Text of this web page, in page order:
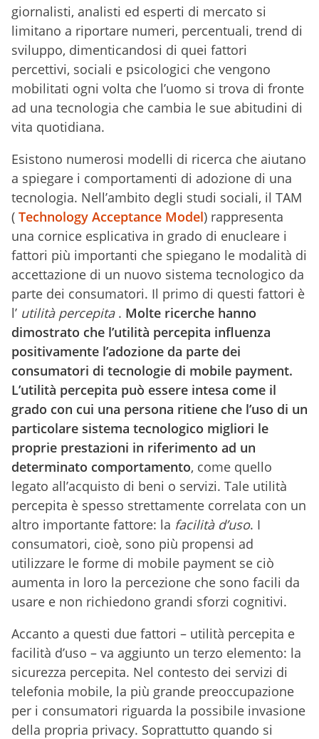
giornalisti, analisti ed esperti di mercato si
limitano a riportare numeri, percentuali, trend di
sviluppo, dimenticandosi di quei fattori
percettivi, sociali e psicologici che vengono
mobilitati ogni volta che l’uomo si trova di fronte
ad una tecnologia che cambia le sue abitudini di
vita quotidiana.
Esistono numerosi modelli di ricerca che aiutano
a spiegare i comportamenti di adozione di una
tecnologia. Nell’ambito degli studi sociali, il TAM
( Technology Acceptance Model) rappresenta
una cornice esplicativa in grado di enucleare i
fattori più importanti che spiegano le modalità di
accettazione di un nuovo sistema tecnologico da
parte dei consumatori. Il primo di questi fattori è
l’ utilità percepita . Molte ricerche hanno
dimostrato che l’utilità percepita influenza
positivamente l’adozione da parte dei
consumatori di tecnologie di mobile payment.
L’utilità percepita può essere intesa come il
grado con cui una persona ritiene che l’uso di un
particolare sistema tecnologico migliori le
proprie prestazioni in riferimento ad un
determinato comportamento, come quello
legato all’acquisto di beni o servizi. Tale utilità
percepita è spesso strettamente correlata con un
altro importante fattore: la facilità d’uso. I
consumatori, cioè, sono più propensi ad
utilizzare le forme di mobile payment se ciò
aumenta in loro la percezione che sono facili da
usare e non richiedono grandi sforzi cognitivi.
Accanto a questi due fattori – utilità percepita e
facilità d’uso – va aggiunto un terzo elemento: la
sicurezza percepita. Nel contesto dei servizi di
telefonia mobile, la più grande preoccupazione
per i consumatori riguarda la possibile invasione
della propria privacy. Soprattutto quando si